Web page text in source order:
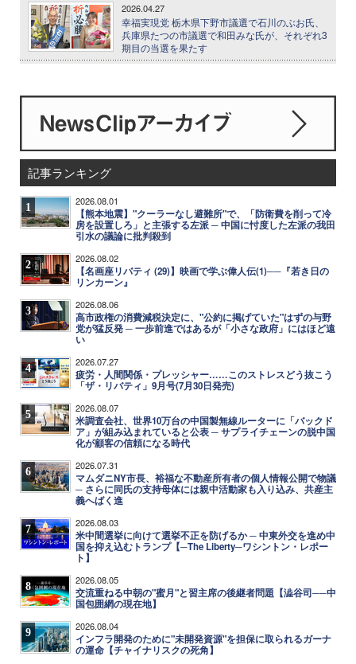
2026.04.27
幸福実現党 栃木県下野市議選で石川のぶお氏、
兵庫県たつの市議選で和田みな氏が、それぞれ3
期目の当選を果たす
記事ランキング
1 2026.08.01
【熊本地震】"クーラーなし避難所"で、「防衛費を削って冷
房を設置しろ」と主張する左派 ─ 中国に忖度した左派の我田
引水の議論に批判殺到
2 2026.08.02
【名画座リバティ (29)】映画で学ぶ偉人伝(1)──『若き日の
リンカーン』
3 2026.08.06
高市政権の消費減税決定に、"公約に掲げていた"はずの与野
党が猛反発 ─ 一歩前進ではあるが「小さな政府」にはほど遠
い
4 2026.07.27
疲労・人間関係・プレッシャー……このストレスどう抜こう
「ザ・リバティ」9月号(7月30日発売)
5 2026.08.07
米調査会社、世界10万台の中国製無線ルーターに「バックド
ア」が組み込まれていると公表 ─ サプライチェーンの脱中国
化が顧客の信頼になる時代
6 2026.07.31
マムダニNY市長、裕福な不動産所有者の個人情報公開で物議
─ さらに同氏の支持母体には親中活動家も入り込み、共産主
義へばく進
7 2026.08.03
米中間選挙に向けて選挙不正を防げるか ─ 中東外交を進め中
国を抑え込むトランプ【─The Liberty─ワシントン・レポー
ト】
8 2026.08.05
交流重ねる中朝の"蜜月"と習主席の後継者問題【澁谷司──中
国包囲網の現在地】
9 2026.08.04
インフラ開発のために"未開発資源"を担保に取られるガーナ
の運命【チャイナリスクの死角】